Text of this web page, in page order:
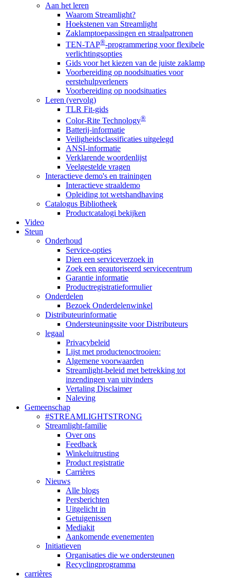
Aan het leren
Waarom Streamlight?
Hoekstenen van Streamlight
Zaklamptoepassingen en straalpatronen
TEN-TAP®-programmering voor flexibele
verlichtingsopties
Gids voor het kiezen van de juiste zaklamp
Voorbereiding op noodsituaties voor
eerstehulpverleners
Voorbereiding op noodsituaties
Leren (vervolg)
TLR Fit-gids
Color-Rite Technology®
Batterij-informatie
Veiligheidsclassificaties uitgelegd
ANSI-informatie
Verklarende woordenlijst
Veelgestelde vragen
Interactieve demo's en trainingen
Interactieve straaldemo
Opleiding tot wetshandhaving
Catalogus Bibliotheek
Productcatalogi bekijken
Video
Steun
Onderhoud
Service-opties
Dien een serviceverzoek in
Zoek een geautoriseerd servicecentrum
Garantie informatie
Productregistratieformulier
Onderdelen
Bezoek Onderdelenwinkel
Distributeurinformatie
Ondersteuningssite voor Distributeurs
legaal
Privacybeleid
Lijst met productenoctrooien:
Algemene voorwaarden
Streamlight-beleid met betrekking tot
inzendingen van uitvinders
Vertaling Disclaimer
Naleving
Gemeenschap
#STREAMLIGHTSTRONG
Streamlight-familie
Over ons
Feedback
Winkeluitrusting
Product registratie
Carrières
Nieuws
Alle blogs
Persberichten
Uitgelicht in
Getuigenissen
Mediakit
Aankomende evenementen
Initiatieven
Organisaties die we ondersteunen
Recyclingprogramma
carrières